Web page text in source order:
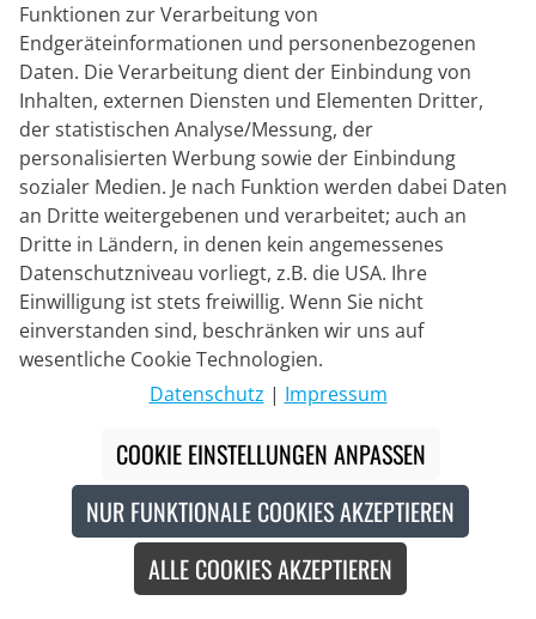
Neue Radsport-Trends entdecken
Personalisierte Rabattangebote
Exklusive Gutscheine für Abonnenten
Sales Aktionen nie mehr verpassen
ABONNIEREN
genommen und erkenne diese an.
Service
Funktionen zur Verarbeitung von
Endgeräteinformationen und personenbezogenen
Daten. Die Verarbeitung dient der Einbindung von
Inhalten, externen Diensten und Elementen Dritter,
der statistischen Analyse/Messung, der
personalisierten Werbung sowie der Einbindung
sozialer Medien. Je nach Funktion werden dabei Daten
an Dritte weitergebenen und verarbeitet; auch an
Dritte in Ländern, in denen kein angemessenes
Datenschutzniveau vorliegt, z.B. die USA. Ihre
Einwilligung ist stets freiwillig. Wenn Sie nicht
einverstanden sind, beschränken wir uns auf
wesentliche Cookie Technologien.
Datenschutz | Impressum
COOKIE EINSTELLUNGEN ANPASSEN
NUR FUNKTIONALE COOKIES AKZEPTIEREN
ALLE COOKIES AKZEPTIEREN